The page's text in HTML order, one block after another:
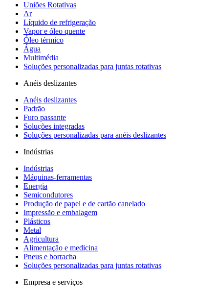
Uniões Rotativas
Ar
Líquido de refrigeração
Vapor e óleo quente
Óleo térmico
Água
Multimédia
Soluções personalizadas para juntas rotativas
Anéis deslizantes
Anéis deslizantes
Padrão
Furo passante
Soluções integradas
Soluções personalizadas para anéis deslizantes
Indústrias
Indústrias
Máquinas-ferramentas
Energia
Semicondutores
Produção de papel e de cartão canelado
Impressão e embalagem
Plásticos
Metal
Agricultura
Alimentação e medicina
Pneus e borracha
Soluções personalizadas para juntas rotativas
Empresa e serviços